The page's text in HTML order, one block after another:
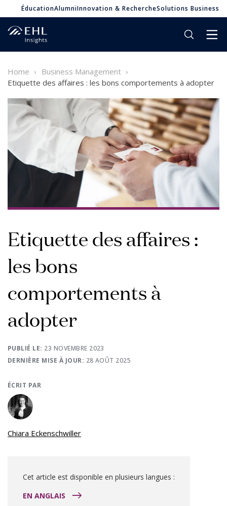
ÉducationAlumniInnovation & RechercheSolutions Business
Home
Business Management
Etiquette des affaires : les bons comportements à adopter
Etiquette des affaires :
les bons
comportements à
adopter
PUBLIÉ LE: 23 NOVEMBRE 2023
DERNIÈRE MISE À JOUR: 28 AOÛT 2025
ÉCRIT PAR
Chiara Eckenschwiller
Cet article est disponible en plusieurs langues :
EN ANGLAIS